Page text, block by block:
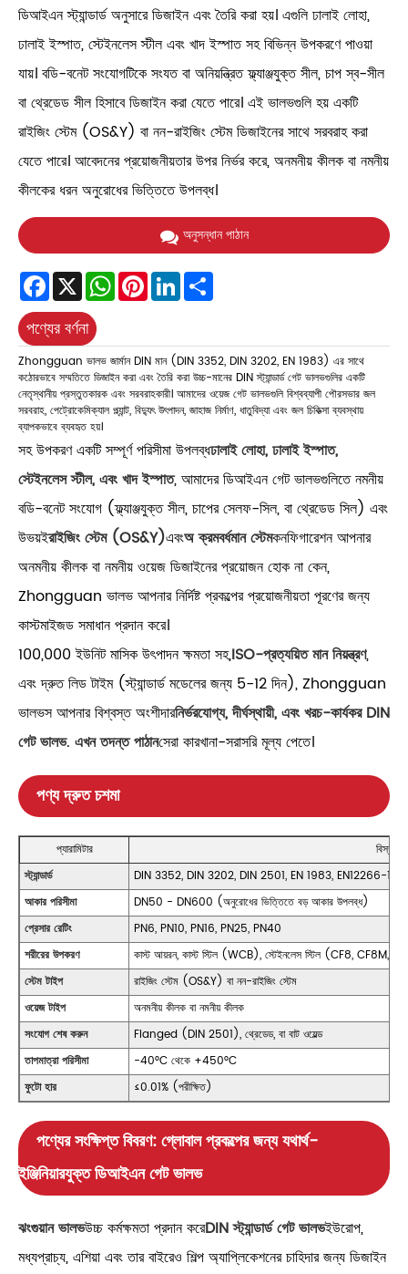
ডিআইএন স্ট্যান্ডার্ড অনুসারে ডিজাইন এবং তৈরি করা হয়। এগুলি ঢালাই লোহা,
ঢালাই ইস্পাত, স্টেইনলেস স্টীল এবং খাদ ইস্পাত সহ বিভিন্ন উপকরণে পাওয়া
যায়। বডি-বনেট সংযোগটিকে সংযত বা অনিয়ন্ত্রিত ফ্ল্যাঞ্জযুক্ত সীল, চাপ স্ব-সীল
বা থ্রেডেড সীল হিসাবে ডিজাইন করা যেতে পারে। এই ভালভগুলি হয় একটি
রাইজিং স্টেম (OS&Y) বা নন-রাইজিং স্টেম ডিজাইনের সাথে সরবরাহ করা
যেতে পারে। আবেদনের প্রয়োজনীয়তার উপর নির্ভর করে, অনমনীয় কীলক বা নমনীয়
কীলকের ধরন অনুরোধের ভিত্তিতে উপলব্ধ।
অনুসন্ধান পাঠান
Facebook
X WhatsAppPinterestLinkedIn
পণ্যের বর্ণনা
Zhongguan ভালভ জার্মান DIN মান (DIN 3352, DIN 3202, EN 1983) এর সাথে
কঠোরভাবে সম্মতিতে ডিজাইন করা এবং তৈরি করা উচ্চ-মানের DIN স্ট্যান্ডার্ড গেট ভালভগুলির একটি
নেতৃস্থানীয় প্রস্তুতকারক এবং সরবরাহকারী। আমাদের ওয়েজ গেট ভালভগুলি বিশ্বব্যাপী পৌরসভার জল
সরবরাহ, পেট্রোকেমিক্যাল প্ল্যান্ট, বিদ্যুৎ উৎপাদন, জাহাজ নির্মাণ, ধাতুবিদ্যা এবং জল চিকিত্সা ব্যবস্থায়
ব্যাপকভাবে ব্যবহৃত হয়।
সহ উপকরণ একটি সম্পূর্ণ পরিসীমা উপলব্ধঢালাই লোহা, ঢালাই ইস্পাত,
স্টেইনলেস স্টীল, এবং খাদ ইস্পাত, আমাদের ডিআইএন গেট ভালভগুলিতে নমনীয়
বডি-বনেট সংযোগ (ফ্ল্যাঞ্জযুক্ত সীল, চাপের সেলফ-সিল, বা থ্রেডেড সিল) এবং
উভয়ইরাইজিং স্টেম (OS&Y)এবংঅ ক্রমবর্ধমান স্টেমকনফিগারেশন আপনার
অনমনীয় কীলক বা নমনীয় ওয়েজ ডিজাইনের প্রয়োজন হোক না কেন,
Zhongguan ভালভ আপনার নির্দিষ্ট প্রকল্পের প্রয়োজনীয়তা পূরণের জন্য
কাস্টমাইজড সমাধান প্রদান করে।
100,000 ইউনিট মাসিক উৎপাদন ক্ষমতা সহ,ISO-প্রত্যয়িত মান নিয়ন্ত্রণ,
এবং দ্রুত লিড টাইম (স্ট্যান্ডার্ড মডেলের জন্য 5-12 দিন), Zhongguan
ভালভস আপনার বিশ্বস্ত অংশীদারনির্ভরযোগ্য, দীর্ঘস্থায়ী, এবং খরচ-কার্যকর DIN
গেট ভালভ. এখন তদন্ত পাঠানসেরা কারখানা-সরাসরি মূল্য পেতে।
পণ্য দ্রুত চশমা
প্যারামিটার
বিস্তারিত
স্ট্যান্ডার্ড
DIN 3352, DIN 3202, DIN 2501, EN 1983, EN12266-1
আকার পরিসীমা
DN50 - DN600 (অনুরোধের ভিত্তিতে বড় আকার উপলব্ধ)
প্রেসার রেটিং
PN6, PN10, PN16, PN25, PN40
শরীরের উপকরণ
কাস্ট আয়রন, কাস্ট স্টিল (WCB), স্টেইনলেস স্টিল (CF8, CF8M,
স্টেম টাইপ
রাইজিং স্টেম (OS&Y) বা নন-রাইজিং স্টেম
ওয়েজ টাইপ
অনমনীয় কীলক বা নমনীয় কীলক
সংযোগ শেষ করুন
Flanged (DIN 2501), থ্রেডেড, বা বাট ওয়েল্ড
তাপমাত্রা পরিসীমা
-40°C থেকে +450°C
ফুটো হার
≤0.01% (পরীক্ষিত)
পণ্যের সংক্ষিপ্ত বিবরণ: গ্লোবাল প্রকল্পের জন্য যথার্থ-
ইঞ্জিনিয়ারযুক্ত ডিআইএন গেট ভালভ
ঝংগুয়ান ভালভউচ্চ কর্মক্ষমতা প্রদান করেDIN স্ট্যান্ডার্ড গেট ভালভইউরোপ,
মধ্যপ্রাচ্য, এশিয়া এবং তার বাইরেও শিল্প অ্যাপ্লিকেশনের চাহিদার জন্য ডিজাইন